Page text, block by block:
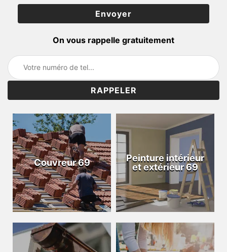
On vous rappelle gratuitement
Couvreur 69
Peinture intérieur
et extérieur 69